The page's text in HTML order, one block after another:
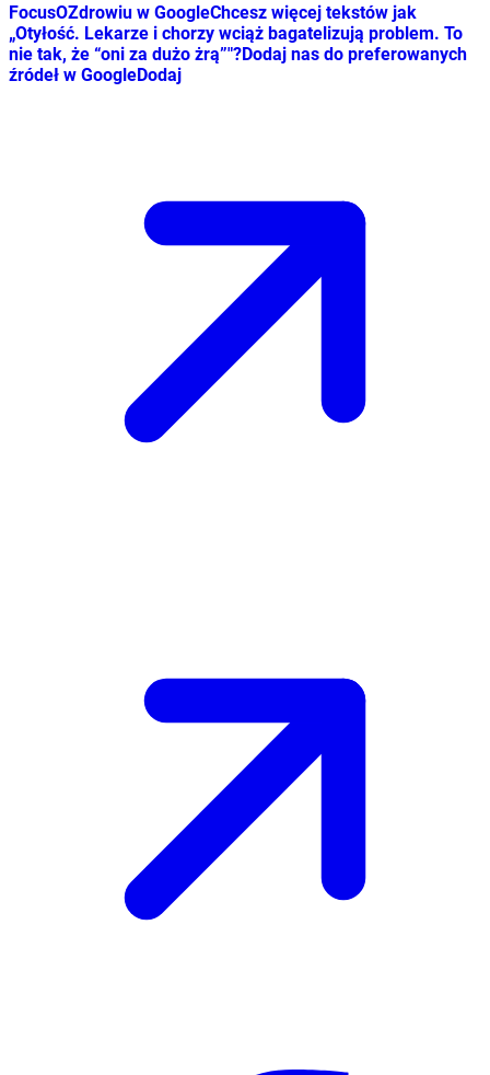
FocusOZdrowiu w GoogleChcesz więcej tekstów jak
„Otyłość. Lekarze i chorzy wciąż bagatelizują problem. To
nie tak, że “oni za dużo żrą”"?Dodaj nas do preferowanych
źródeł w GoogleDodaj